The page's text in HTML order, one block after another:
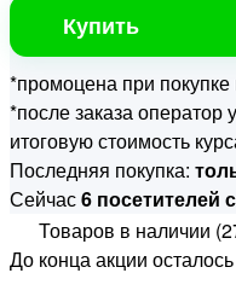
Купить
*промоцена при
*после заказа оператор
итоговую стоимость
Последняя покупка:
Сейчас6 посетителей
Товаров в наличии
До конца акции осталось